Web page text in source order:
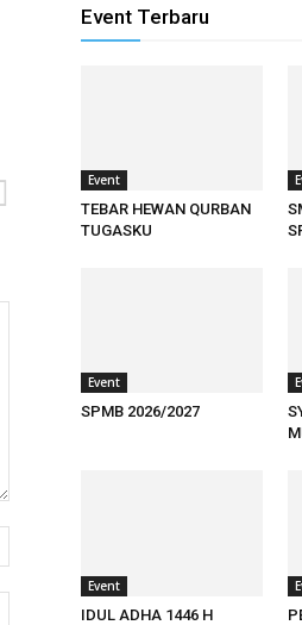
Event Terbaru
Event
TEBAR HEWAN QURBAN
TUGASKU
Event
SPMB 2026/2027
Event
IDUL ADHA 1446 H